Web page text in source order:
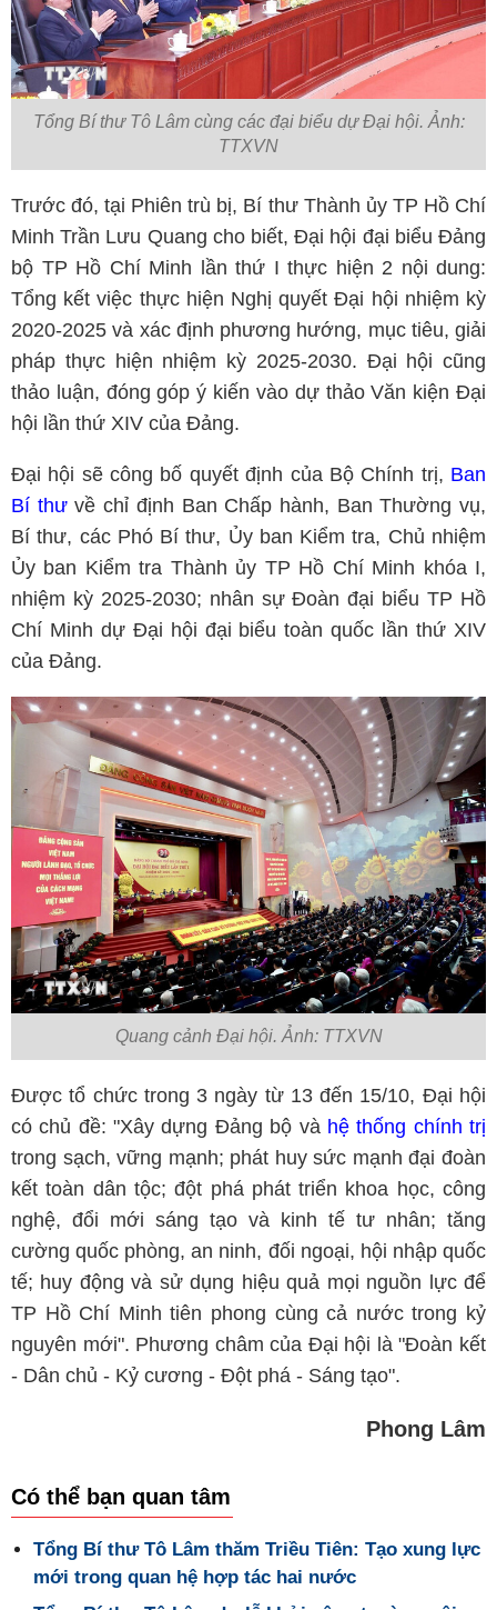
Tổng Bí thư Tô Lâm cùng các đại biểu dự Đại hội. Ảnh:
TTXVN
Trước đó, tại Phiên trù bị, Bí thư Thành ủy TP Hồ Chí
Minh Trần Lưu Quang cho biết, Đại hội đại biểu Đảng
bộ TP Hồ Chí Minh lần thứ I thực hiện 2 nội dung:
Tổng kết việc thực hiện Nghị quyết Đại hội nhiệm kỳ
2020-2025 và xác định phương hướng, mục tiêu, giải
pháp thực hiện nhiệm kỳ 2025-2030. Đại hội cũng
thảo luận, đóng góp ý kiến vào dự thảo Văn kiện Đại
hội lần thứ XIV của Đảng.
Đại hội sẽ công bố quyết định của Bộ Chính trị, Ban
Bí thưvề chỉ định Ban Chấp hành, Ban Thường vụ,
Bí thư, các Phó Bí thư, Ủy ban Kiểm tra, Chủ nhiệm
Ủy ban Kiểm tra Thành ủy TP Hồ Chí Minh khóa I,
nhiệm kỳ 2025-2030; nhân sự Đoàn đại biểu TP Hồ
Chí Minh dự Đại hội đại biểu toàn quốc lần thứ XIV
của Đảng.
Quang cảnh Đại hội. Ảnh: TTXVN
Được tổ chức trong 3 ngày từ 13 đến 15/10, Đại hội
có chủ đề: "Xây dựng Đảng bộ và hệ thống chính trị
trong sạch, vững mạnh; phát huy sức mạnh đại đoàn
kết toàn dân tộc; đột phá phát triển khoa học, công
nghệ, đổi mới sáng tạo và kinh tế tư nhân; tăng
cường quốc phòng, an ninh, đối ngoại, hội nhập quốc
tế; huy động và sử dụng hiệu quả mọi nguồn lực để
TP Hồ Chí Minh tiên phong cùng cả nước trong kỷ
nguyên mới". Phương châm của Đại hội là "Đoàn kết
- Dân chủ - Kỷ cương - Đột phá - Sáng tạo".
Phong Lâm
Có thể bạn quan tâm
Tổng Bí thư Tô Lâm thăm Triều Tiên: Tạo xung lực
mới trong quan hệ hợp tác hai nước